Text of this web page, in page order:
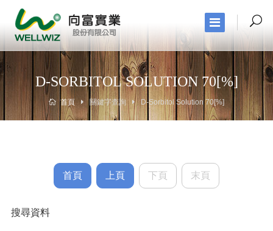
D-SORBITOL SOLUTION 70[%]
首頁 關鍵字查詢 D-Sorbitol Solution 70[%]
首頁 上頁 下頁 末頁
搜尋資料